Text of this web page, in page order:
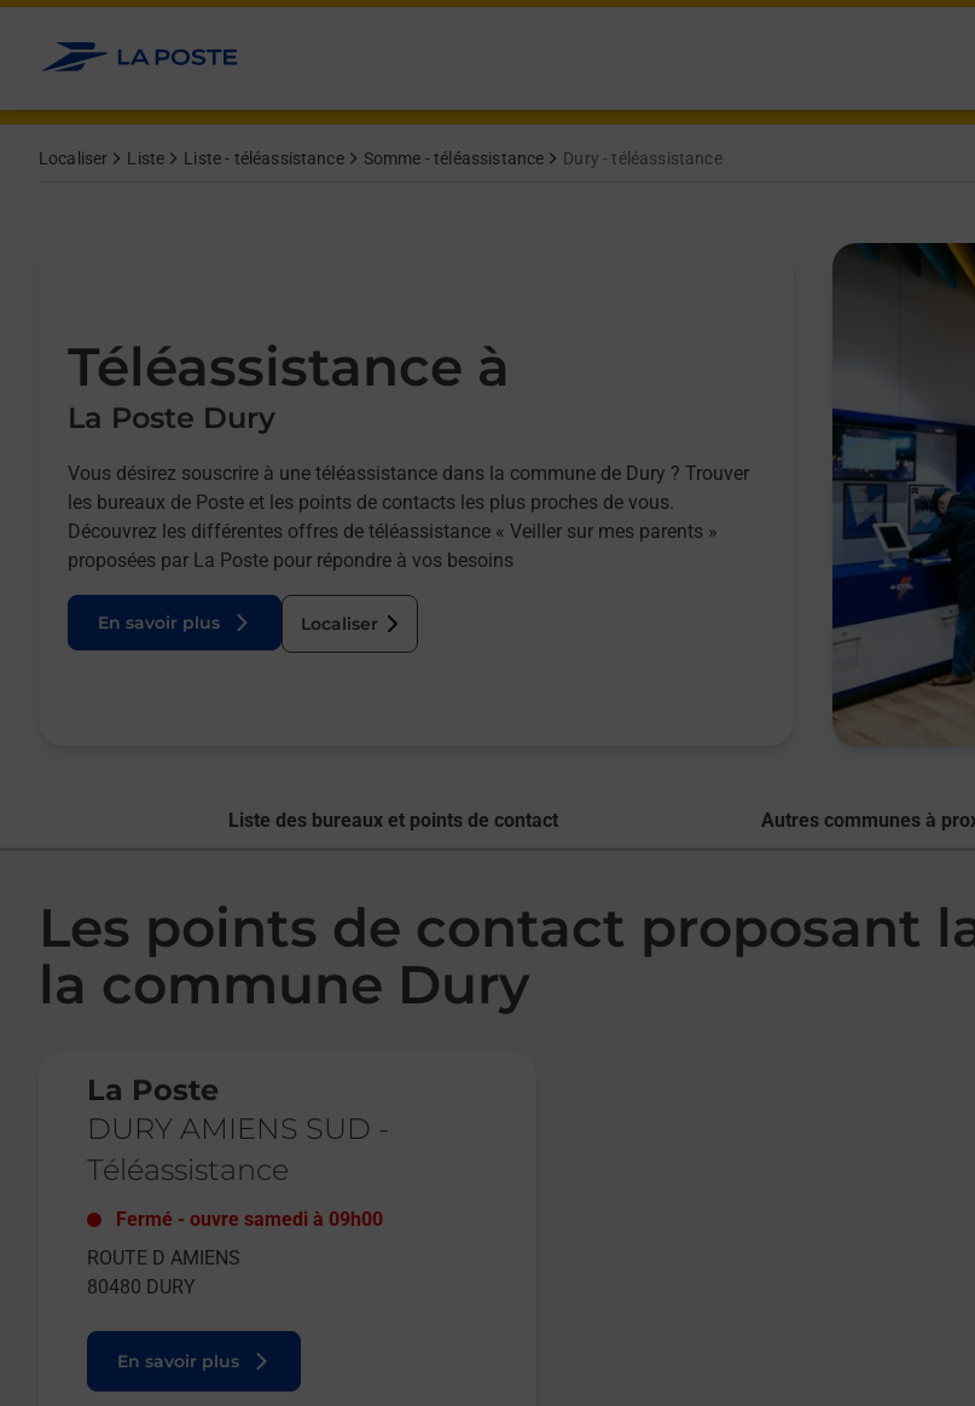
Allez au contenu
Localiser Liste Liste - téléassistance Somme - téléassistance Dury - téléassistance
Téléassistance à
La Poste Dury
Vous désirez souscrire à une téléassistance dans la commune de Dury ? Trouver
les bureaux de Poste et les points de contacts les plus proches de vous.
Découvrez les différentes offres de téléassistance « Veiller sur mes parents »
proposées par La Poste pour répondre à vos besoins
En savoir plus Localiser
Liste des bureaux et points de contact Autres communes à
Les points de contact proposant
la commune Dury
La Poste
DURY AMIENS SUD -
Téléassistance
Fermé - ouvre samedi à 09h00
ROUTE D AMIENS
80480 DURY
En savoir plus
Afficher ou masquer la réponse
Afficher ou masquer la réponse
Afficher ou masquer la réponse